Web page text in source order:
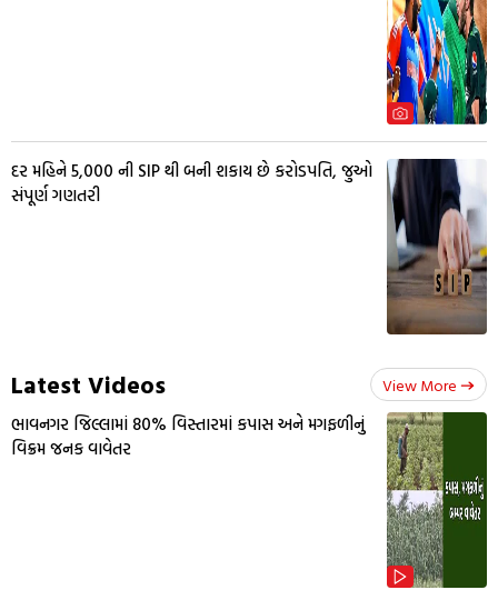
દર મહિને ₹5,000 ની SIP થી બની શકાય છે કરોડપતિ, જુઓ
સંપૂર્ણ ગણતરી
Latest Videos View More
ભાવનગર જિલ્લામાં 80% વિસ્તારમાં કપાસ અને મગફળીનું
વિક્રમ જનક વાવેતર